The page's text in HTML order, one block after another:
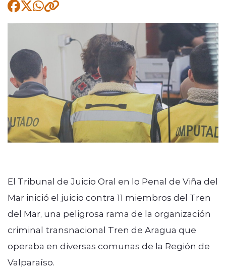
modo claro
El Tribunal de Juicio Oral en lo Penal de Viña del
Mar inició el juicio contra 11 miembros del Tren
del Mar, una peligrosa rama de la organización
criminal transnacional Tren de Aragua que
operaba en diversas comunas de la Región de
Valparaíso.